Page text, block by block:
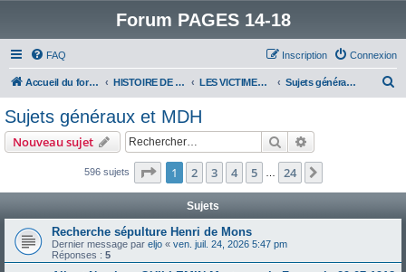
Forum PAGES 14-18
FAQ Connexion
Inscription
Accueil du forum HISTOIRE DE LA GRANDE GUERRE LES VICTIMES DE LA GRANDE GUERRE Sujets généraux et MDH
Sujets généraux et MDH
Nouveau sujet Rechercher
596 sujets Page 1sur24
1 2 3 4 5 24
Sujets
Recherche sépulture Henri de Mons
Dernier message par eljo « ven. juil. 24, 2026 5:47 pm
Réponses : 5